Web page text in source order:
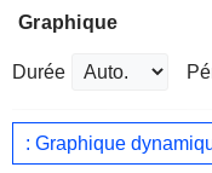
Graphique
Durée
: Graphique